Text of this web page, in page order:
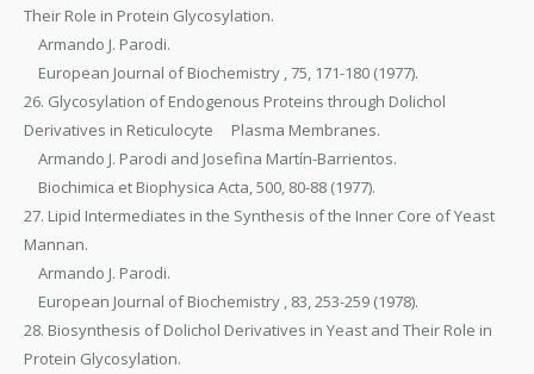
Their Role in Protein Glycosylation.
Armando J. Parodi.
European Journal of Biochemistry , 75, 171-180 (1977).
26. Glycosylation of Endogenous Proteins through Dolichol
Derivatives in Reticulocyte Plasma Membranes.
Armando J. Parodi and Josefina Martín-Barrientos.
Biochimica et Biophysica Acta, 500, 80-88 (1977).
27. Lipid Intermediates in the Synthesis of the Inner Core of Yeast
Mannan.
Armando J. Parodi.
European Journal of Biochemistry , 83, 253-259 (1978).
28. Biosynthesis of Dolichol Derivatives in Yeast and Their Role in
Protein Glycosylation.